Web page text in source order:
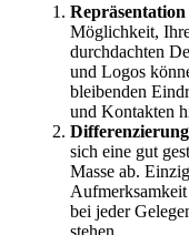
Möglichkeit,
durchdachten
und Logos
bleibenden
und Kontakten
sich eine gut
Masse ab.
bei jeder
stehen.